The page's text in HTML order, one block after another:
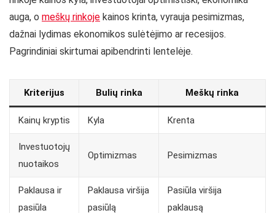
auga, o meškų rinkoje kainos krinta, vyrauja pesimizmas,
dažnai lydimas ekonomikos sulėtėjimo ar recesijos.
Pagrindiniai skirtumai apibendrinti lentelėje.
Kriterijus Bulių rinka Meškų rinka
Kainų kryptis Kyla Krenta
Investuotojų
nuotaikos
Optimizmas Pesimizmas
Paklausa ir
pasiūla
Paklausa viršija
pasiūlą
Pasiūla viršija
paklausą